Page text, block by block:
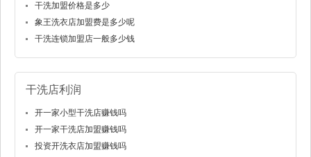
干洗加盟价格是多少
象王洗衣店加盟费是多少呢
干洗连锁加盟店一般多少钱
干洗店利润
开一家小型干洗店赚钱吗
开一家干洗店加盟赚钱吗
投资开洗衣店加盟赚钱吗